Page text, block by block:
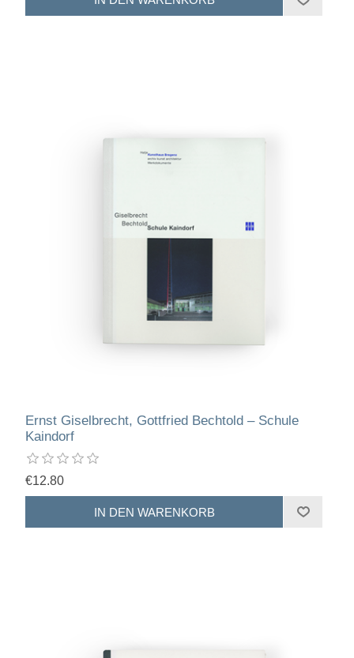
Ernst Giselbrecht, Gottfried Bechtold – Schule
Kaindorf
€12.80